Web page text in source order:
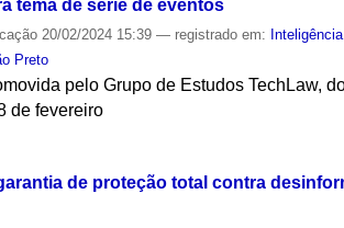
tema de série de eventos
20/02/2024 15:39— registrado em:
Preto
pelo Grupo de Estudos TechLaw,
de fevereiro
de proteção total contra